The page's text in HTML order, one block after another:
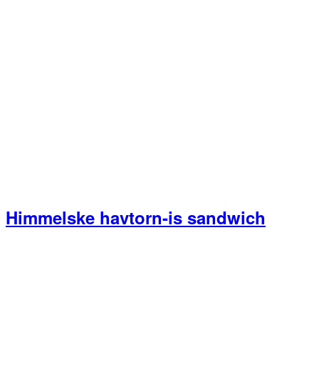
Himmelske havtorn-is sandwich